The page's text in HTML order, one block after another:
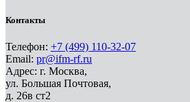
Контакты
Телефон: +7 (499) 110-32-07
Email: pr@ifm-rf.ru
Адрес: г. Москва,
ул. Большая Почтовая,
д. 26в ст2